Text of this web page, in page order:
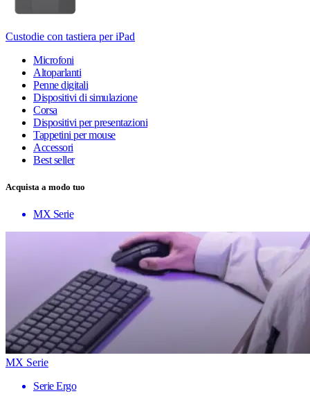
Custodie con tastiera per iPad
Microfoni
Altoparlanti
Penne digitali
Dispositivi di simulazione
Corsa
Dispositivi per presentazioni
Tappetini per mouse
Accessori
Best seller
Acquista a modo tuo
MX Serie
MX Serie
Serie Ergo